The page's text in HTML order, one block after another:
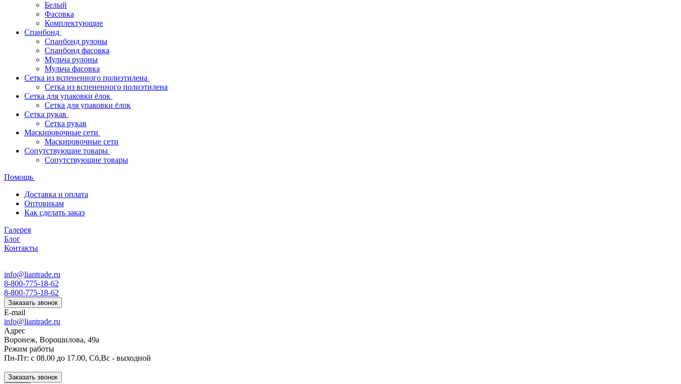
Белый
Фасовка
Комплектующие
Спанбонд
Спанбонд рулоны
Спанбонд фасовка
Мульча рулоны
Мульча фасовка
Сетка из вспененного полиэтилена
Сетка из вспененного полиэтилена
Сетка для упаковки ёлок
Сетка для упаковки ёлок
Сетка рукав
Сетка рукав
Маскировочные сети
Маскировочные сети
Сопутствующие товары
Сопутствующие товары
Помощь
Доставка и оплата
Оптовикам
Как сделать заказ
Галерея
Блог
Контакты
info@liantrade.ru
8-800-775-18-62
8-800-775-18-62
Заказать звонок
E-mail
info@liantrade.ru
Адрес
Воронеж, Ворошилова, 49а
Режим работы
Пн-Пт: c 08.00 до 17.00, Cб,Вс - выходной
Заказать звонок